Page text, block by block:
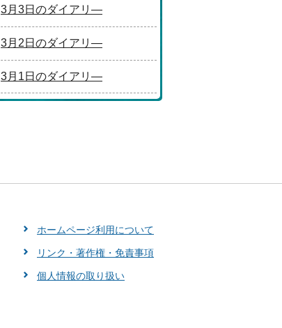
3月3日のダイアリ―
3月2日のダイアリ―
3月1日のダイアリ―
ホームページ利用について
リンク・著作権・免責事項
個人情報の取り扱い